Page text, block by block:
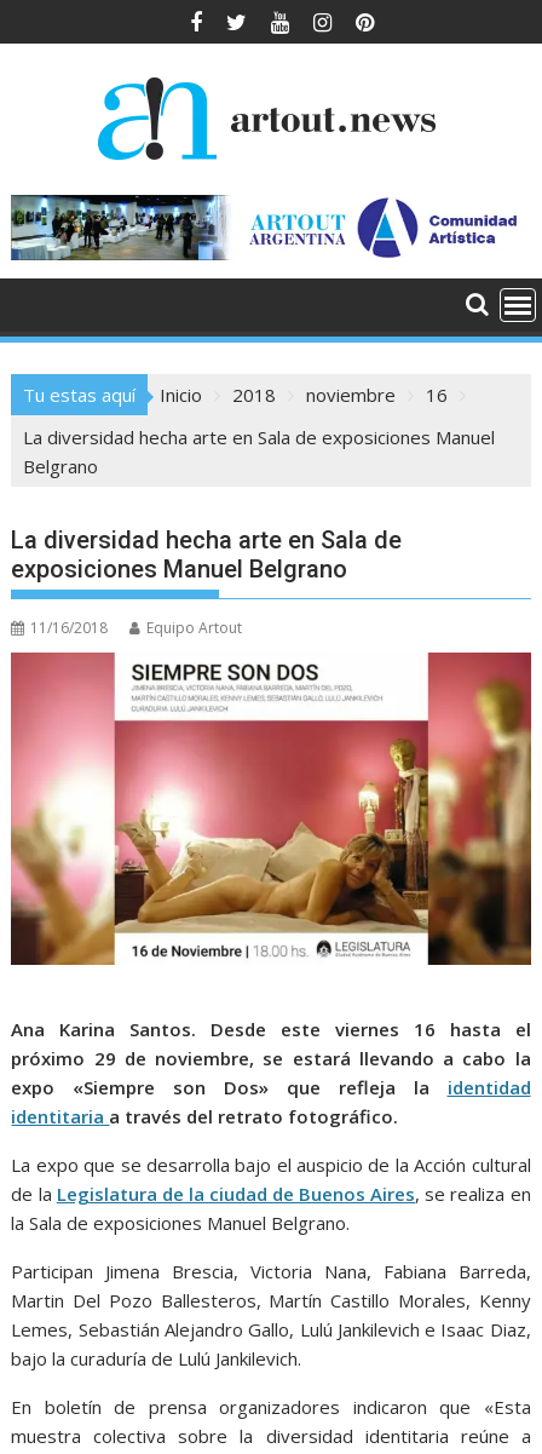
al
Tu estas aquí Inicio 2018 noviembre
16
La diversidad hecha arte en Sala de exposiciones Manuel
Belgrano
La diversidad hecha arte en Sala de
exposiciones Manuel Belgrano
11/16/2018 Equipo Artout
Ana Karina Santos. Desde este viernes 16 hasta el
próximo 29 de noviembre, se estará llevando a cabo la
expo «Siempre son Dos» que refleja la identidad
identitaria a través del retrato fotográfico.
La expo que se desarrolla bajo el auspicio de la Acción cultural
de la Legislatura de la ciudad de Buenos Aires, se realiza en
la Sala de exposiciones Manuel Belgrano.
Participan Jimena Brescia, Victoria Nana, Fabiana Barreda,
Martin Del Pozo Ballesteros, Martín Castillo Morales, Kenny
Lemes, Sebastián Alejandro Gallo, Lulú Jankilevich e Isaac Diaz,
bajo la curaduría de Lulú Jankilevich.
En boletín de prensa organizadores indicaron que «Esta
muestra colectiva sobre la diversidad identitaria reúne a